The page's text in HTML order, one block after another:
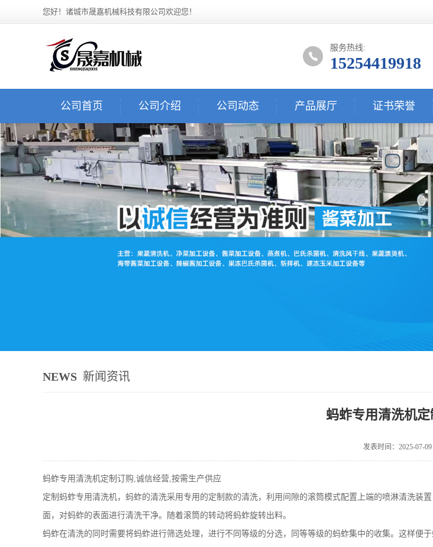
您好！诸城市晟嘉机械科技有限公司欢迎您！
服务热线:
15254419918
公司首页 公司介绍 公司动态 产品展厅 证书荣誉
NEWS 新闻资讯
蚂蚱专用清洗机
发表时间：2025-07-09
蚂蚱专用清洗机定制订购,诚信经营,按需生产供应
定制蚂蚱专用清洗机，蚂蚱的清洗采用专用的定制款的清洗，利用间隙的滚筒模式配置上端的喷淋清洗装
面，对蚂蚱的表面进行清洗干净。随着滚筒的转动将蚂蚱旋转出料。
蚂蚱在清洗的同时需要将蚂蚱进行筛选处理，进行不同等级的分选，同等等级的蚂蚱集中的收集。这样便于